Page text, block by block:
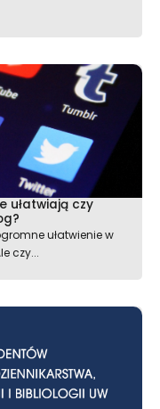
ułatwiają czy
ułatwienie w
czy...